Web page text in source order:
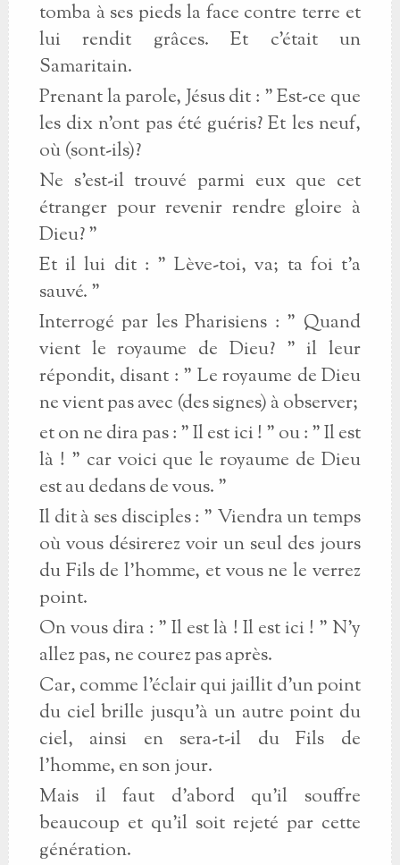
tomba à ses pieds la face contre terre et
lui rendit grâces. Et c'était un
Samaritain.
Prenant la parole, Jésus dit : " Est-ce que
les dix n'ont pas été guéris? Et les neuf,
où (sont-ils)?
Ne s'est-il trouvé parmi eux que cet
étranger pour revenir rendre gloire à
Dieu? "
Et il lui dit : " Lève-toi, va; ta foi t'a
sauvé. "
Interrogé par les Pharisiens : " Quand
vient le royaume de Dieu? " il leur
répondit, disant : " Le royaume de Dieu
ne vient pas avec (des signes) à observer;
et on ne dira pas : " Il est ici ! " ou : " Il est
là ! " car voici que le royaume de Dieu
est au dedans de vous. "
Il dit à ses disciples : " Viendra un temps
où vous désirerez voir un seul des jours
du Fils de l'homme, et vous ne le verrez
point.
On vous dira : " Il est là ! Il est ici ! " N'y
allez pas, ne courez pas après.
Car, comme l'éclair qui jaillit d'un point
du ciel brille jusqu'à un autre point du
ciel, ainsi en sera-t-il du Fils de
l'homme, en son jour.
Mais il faut d'abord qu'il souffre
beaucoup et qu'il soit rejeté par cette
génération.